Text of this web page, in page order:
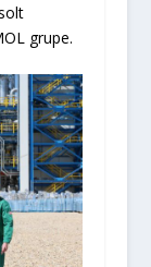
grupe.